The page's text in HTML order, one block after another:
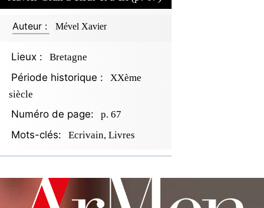
Auteur : Mével Xavier
Lieux : Bretagne
Période historique :
XXème
siècle
Numéro de page: p. 67
Mots-clés: Ecrivain, Livres